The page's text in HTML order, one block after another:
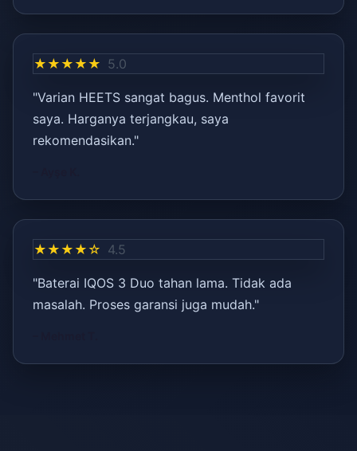
★★★★★ 5.0
"Varian HEETS sangat bagus. Menthol favorit
saya. Harganya terjangkau, saya
rekomendasikan."
★★★★☆ 4.5
"Baterai IQOS 3 Duo tahan lama. Tidak ada
masalah. Proses garansi juga mudah."